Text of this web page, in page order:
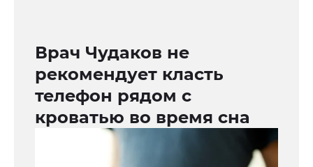
Врач Чудаков не
рекомендует класть
телефон рядом с
кроватью во время сна